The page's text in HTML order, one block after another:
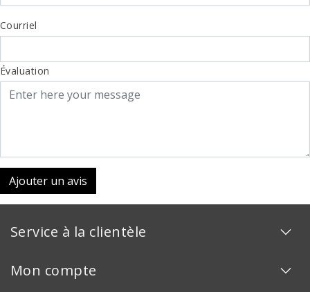
Courriel
Évaluation
Ajouter un avis
Service à la clientèle
Mon compte